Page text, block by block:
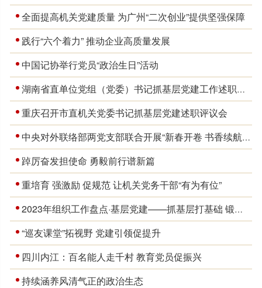
全面提高机关党建质量 为广州“二次创业”提供坚强保障
践行“六个着力” 推动企业高质量发展
中国记协举行党员“政治生日”活动
湖南省直单位党组（党委）书记抓基层党建工作述职评议会议召开
重庆召开市直机关党委书记抓基层党建述职评议会
中央对外联络部两党支部联合开展“新春开卷 书香续航”主题党日
踔厉奋发担使命 勇毅前行谱新篇
重培育 强激励 促规范 让机关党务干部“有为有位”
2023年组织工作盘点·基层党建——抓基层打基础 锻造坚强堡垒
“巡友课堂”拓视野 党建引领促提升
四川内江：百名能人走千村 教育党员促振兴
持续涵养风清气正的政治生态